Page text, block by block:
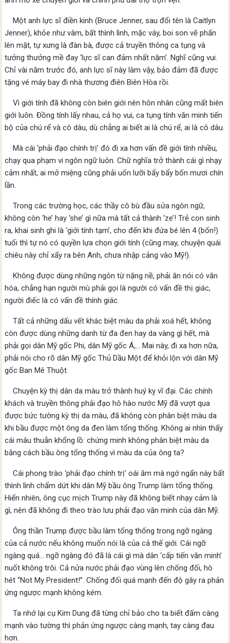
Một anh lực sĩ điền kinh (Bruce Jenner, sau đổi tên là Caitlyn
Jenner), khỏe như vâm, bất thình lình, mặc váy, boi son vẽ phấn
lên mặt, tự xưng là đàn bà, được cả truyền thông ca tụng và
tưởng thưởng mề đay ‘lực sĩ can đảm nhất năm’. Nghĩ cũng vui.
Chỉ vài năm trước đó, anh lực sĩ này làm vậy, bảo đảm đã được
tặng vé máy bay đi nhà thương điên Biên Hòa rồi.
Vì giới tính đã không còn biên giới nên hôn nhân cũng mất biên
giới luôn. Đồng tính lấy nhau, cả họ vui, ca tụng tính văn minh tiến
bộ của chú rể và cô dâu, dù chẳng ai biết ai là chú rể, ai là cô dâu.
Mà cái ‘phải đạo chính trị’ đó đi xa hơn vấn đề giới tính nhiều,
chạy qua phạm vi ngôn ngữ luôn. Chữ nghĩa trở thành cái gì nhạy
cảm nhất, ai mở miệng cũng phải uốn lưỡi bẩy bẩy bốn mươi chín
lần.
Trong các trường học, các thầy cô bù đầu sửa ngôn ngữ,
không còn ‘he’ hay ‘she’ gì nữa mà tất cả thành ‘ze’! Trẻ con sinh
ra, khai sinh ghi là ‘giới tính tạm’, cho đến khi đứa bé lên 4 (bốn!)
tuổi thì tự nó có quyền lựa chọn giới tính (cũng may, chuyện quái
chiêu này chỉ xẩy ra bên Anh, chưa nhập cảng vào Mỹ!).
Không được dùng những ngôn từ nặng nề, phải ăn nói có văn
hóa, chẳng hạn người mù phải gọi là người có vấn đề thị giác,
người điếc là có vấn đề thính giác.
Tất cả những dấu vết khác biệt màu da phải xoá hết, không
còn được dùng những danh từ đa đen hay da vàng gì hết, mà
phải gọi dân Mỹ gốc Phi, dân Mỹ gốc Á,… Mai này, đi xa hơn nữa,
phải nói cho rõ dân Mỹ gốc Thủ Dầu Một để khỏi lộn với dân Mỹ
gốc Ban Mê Thuột.
Chuyện kỳ thị dân da màu trở thành huý kỵ vĩ đại. Các chính
khách và truyền thông phải đạo hô hào nước Mỹ đã vượt qua
được bức tường kỳ thị da màu, đã không còn phân biệt màu da
khi bầu được một ông da đen làm tổng thống. Không ai nhìn thấy
cái mâu thuẫn khổng lồ: chứng minh không phân biệt màu da
bằng cách bầu ông tổng thống vì màu da của ông ta?
Cái phong trào ‘phải đạo chính trị’ oái ăm mà ngớ ngẩn này bất
thình lình chấm dứt khi dân Mỹ bầu ông Trump làm tổng thống.
Hiển nhiên, ông cục mịch Trump này đã không biết nhạy cảm là
gì, nên đã không đi theo trào lưu phải đạo văn minh của dân Mỹ.
Ông thần Trump được bầu làm tổng thống trong ngỡ ngàng
của cả nước nếu không muốn nói là của cả thế giới. Cái ngỡ
ngàng quá… ngỡ ngàng đó đã là cái gì mà dân ‘cấp tiến văn minh’
nuốt không trôi. Cả nửa nước phải đạo vùng lên chống đối, hò
hét “Not My President!”. Chống đối quá mạnh đến độ gây ra phản
ứng ngược mạnh không kém.
Ta nhớ lại cụ Kim Dung đã từng chỉ bảo cho ta biết đấm càng
mạnh vào tường thì phản ứng ngược càng mạnh, tay càng đau
hơn.